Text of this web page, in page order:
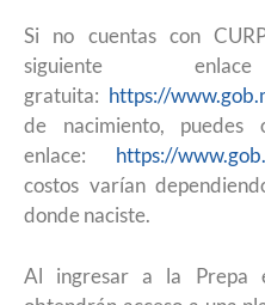
Si no cuentas con
siguiente
gratuita: https://
de nacimiento, puedes
enlace: https://
costos varían
donde naciste.
Al ingresar a la Prepa